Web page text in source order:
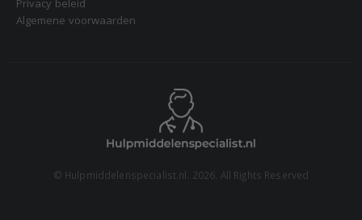
Privacy beleid
Algemene voorwaarden
© Hulpmiddelenspecialist.nl. 2026. All Rights Reserved